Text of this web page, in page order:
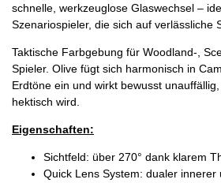
schnelle, werkzeuglose Glaswechsel –
Szenariospieler, die sich auf verlässliche
Taktische Farbgebung für Woodland-,
Spieler. Olive fügt sich harmonisch in
Erdtöne ein und wirkt bewusst
hektisch wird.
Eigenschaften:
Sichtfeld: über 270° dank klarem
Quick Lens System: dualer innerer